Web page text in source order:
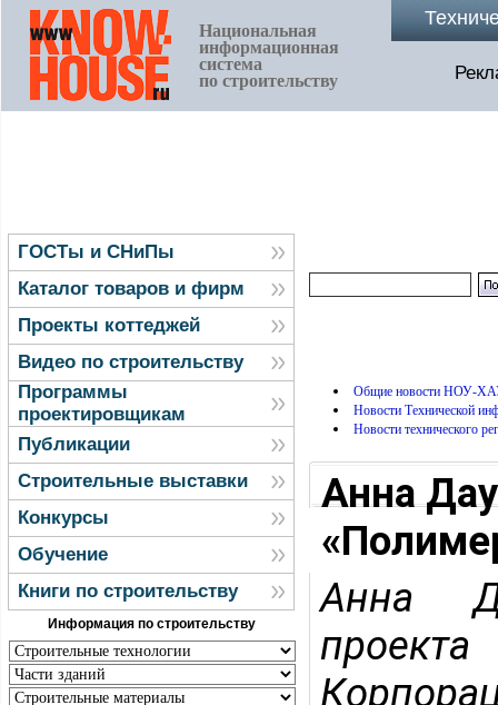
Национальная
информационная
система
по строительству
ГОСТы и СНиПы
Каталог товаров и фирм
Проекты коттеджей
Видео по строительству
Программы
проектировщикам
Публикации
Строительные выставки
Конкурсы
Обучение
Книги по строительству
Информация по строительству
Общие новости НОУ-
Новости Технической
Новости технического
Анна
Анна